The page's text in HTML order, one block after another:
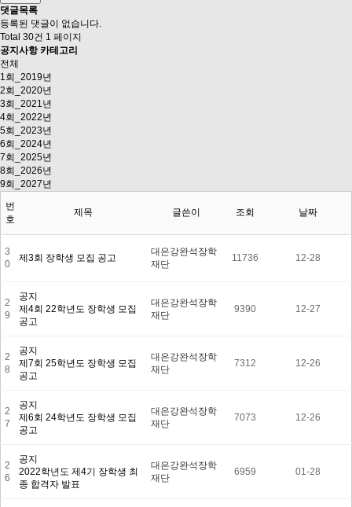
댓글목록
등록된 댓글이 없습니다.
Total 30건 1 페이지
공지사항 카테고리
전체
1회_2019년
2회_2020년
3회_2021년
4회_2022년
5회_2023년
6회_2024년
7회_2025년
8회_2026년
9회_2027년
번
호
제목 글쓴이 조회 날짜
3
0
제3회 장학생 모집 공고
대은강완석장학
재단
11736 12-28
2
9
공지
제4회 22학년도 장학생 모집
공고
대은강완석장학
재단
9390 12-27
2
8
공지
제7회 25학년도 장학생 모집
공고
대은강완석장학
재단
7312 12-26
2
7
공지
제6회 24학년도 장학생 모집
공고
대은강완석장학
재단
7073 12-26
2
6
공지
2022학년도 제4기 장학생 최
종 합격자 발표
대은강완석장학
재단
6959 01-28